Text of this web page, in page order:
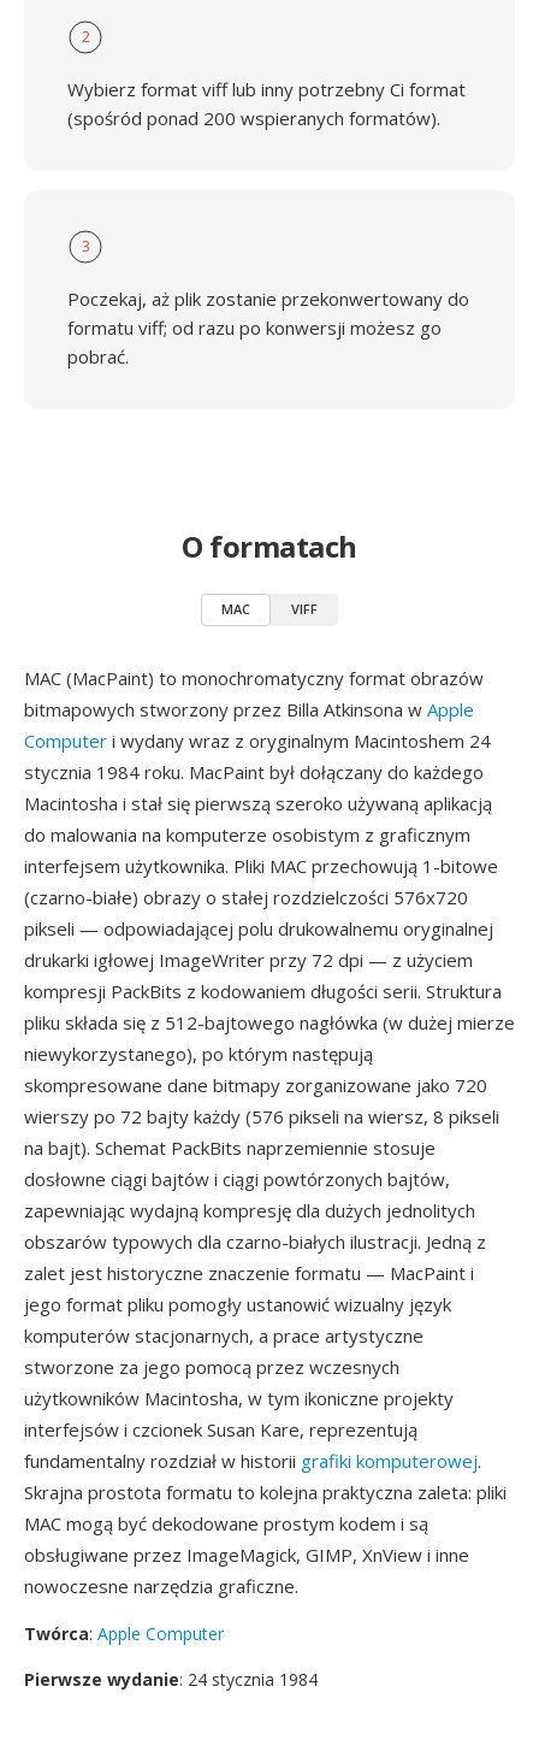
2
Wybierz format viff lub inny potrzebny Ci format
(spośród ponad 200 wspieranych formatów).
3
Poczekaj, aż plik zostanie przekonwertowany do
formatu viff; od razu po konwersji możesz go
pobrać.
O formatach
MAC VIFF
MAC (MacPaint) to monochromatyczny format obrazów
bitmapowych stworzony przez Billa Atkinsona w Apple
Computer i wydany wraz z oryginalnym Macintoshem 24
stycznia 1984 roku. MacPaint był dołączany do każdego
Macintosha i stał się pierwszą szeroko używaną aplikacją
do malowania na komputerze osobistym z graficznym
interfejsem użytkownika. Pliki MAC przechowują 1-bitowe
(czarno-białe) obrazy o stałej rozdzielczości 576x720
pikseli — odpowiadającej polu drukowalnemu oryginalnej
drukarki igłowej ImageWriter przy 72 dpi — z użyciem
kompresji PackBits z kodowaniem długości serii. Struktura
pliku składa się z 512-bajtowego nagłówka (w dużej mierze
niewykorzystanego), po którym następują
skompresowane dane bitmapy zorganizowane jako 720
wierszy po 72 bajty każdy (576 pikseli na wiersz, 8 pikseli
na bajt). Schemat PackBits naprzemiennie stosuje
dosłowne ciągi bajtów i ciągi powtórzonych bajtów,
zapewniając wydajną kompresję dla dużych jednolitych
obszarów typowych dla czarno-białych ilustracji. Jedną z
zalet jest historyczne znaczenie formatu — MacPaint i
jego format pliku pomogły ustanowić wizualny język
komputerów stacjonarnych, a prace artystyczne
stworzone za jego pomocą przez wczesnych
użytkowników Macintosha, w tym ikoniczne projekty
interfejsów i czcionek Susan Kare, reprezentują
fundamentalny rozdział w historii grafiki komputerowej.
Skrajna prostota formatu to kolejna praktyczna zaleta: pliki
MAC mogą być dekodowane prostym kodem i są
obsługiwane przez ImageMagick, GIMP, XnView i inne
nowoczesne narzędzia graficzne.
Twórca: Apple Computer
Pierwsze wydanie: 24 stycznia 1984